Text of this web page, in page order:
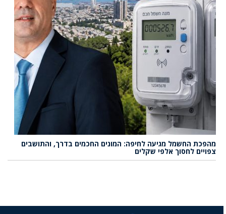
מהפכת החשמל מגיעה לחיפה: המונים החכמים בדרך, והתושבים
צפויים לחסוך אלפי שקלים